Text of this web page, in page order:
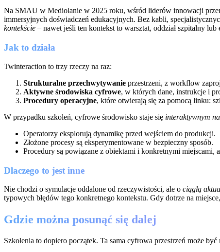
Na SMAU w Mediolanie w 2025 roku, wśród liderów innowacji
immersyjnych doświadczeń edukacyjnych. Bez kabli,
kontekście – nawet jeśli ten kontekst to warsztat, oddział szpitalny lub
Jak to działa
Twinteraction to trzy rzeczy na raz:
Strukturalne przechwytywanie przestrzeni, z workflow
Aktywne środowiska cyfrowe, w których dane, instrukcje i
Procedury operacyjne, które otwierają się za pomocą linku:
W przypadku szkoleń, cyfrowe środowisko staje się interaktywnym
Operatorzy eksplorują dynamikę przed wejściem do produkcji.
Złożone procesy są eksperymentowane w bezpieczny sposób.
Procedury są powiązane z obiektami i konkretnymi miejscami,
Dlaczego to jest inne
Nie chodzi o symulacje oddalone od rzeczywistości, ale o ciągłą
typowych błędów tego konkretnego kontekstu. Gdy dotrze na
Gdzie można posunąć się dalej
Szkolenia to dopiero początek. Ta sama cyfrowa przestrzeń może być